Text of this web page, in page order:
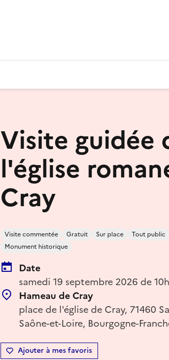
Visite guidée
l'église
Cray
Visite commentée Gratuit Sur place Tout public
Monument historique
Date
samedi 19 septembre 2026 de
Hameau de Cray
place de l'église de Cray, 71460
Saône-et-Loire, Bourgogne-
Ajouter à mes favoris